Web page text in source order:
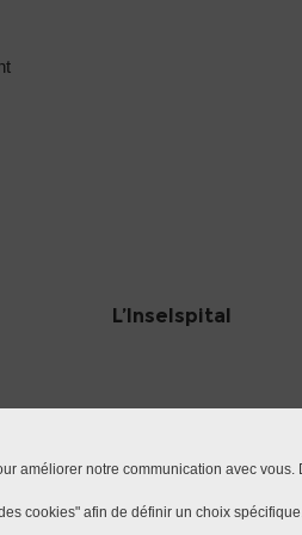
L’Inselspital
améliorer notre communication avec
cookies" afin de définir un choix